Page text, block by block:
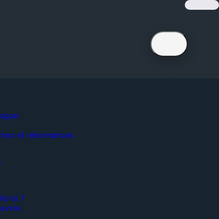
et résonnances
tu ?